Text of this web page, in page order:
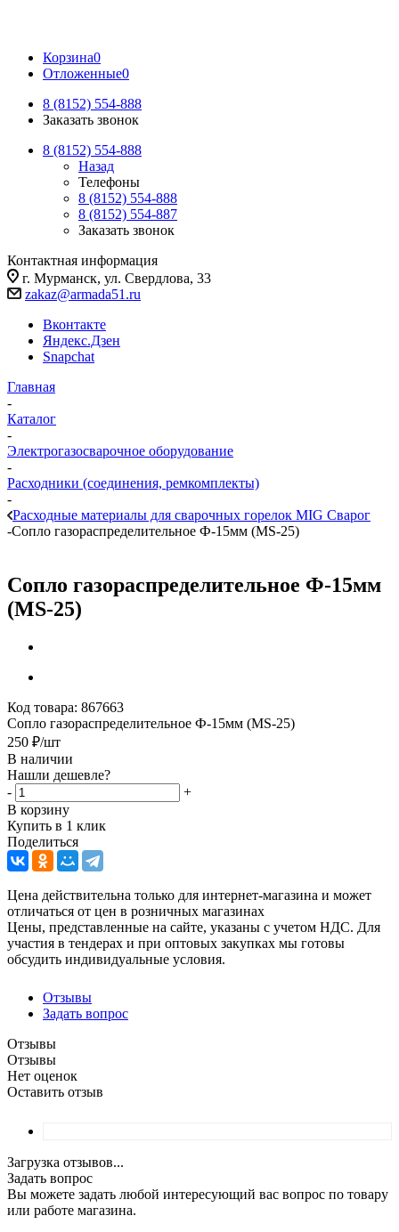
Корзина0
Отложенные0
8 (8152) 554-888
Заказать звонок
8 (8152) 554-888
Назад
Телефоны
8 (8152) 554-888
8 (8152) 554-887
Заказать звонок
Контактная информация
г. Мурманск, ул. Свердлова, 33
zakaz@armada51.ru
Вконтакте
Яндекс.Дзен
Snapchat
Главная
-
Каталог
-
Электрогазосварочное оборудование
-
Расходники (соединения, ремкомплекты)
-
Расходные материалы для сварочных горелок MIG Сварог
-Сопло газораспределительное Ф-15мм (MS-25)
Сопло газораспределительное Ф-15мм
(MS-25)
Код товара: 867663
Сопло газораспределительное Ф-15мм (MS-25)
250 ₽/шт
В наличии
Нашли дешевле?
-
+
В корзину
Купить в 1 клик
Поделиться
Цена действительна только для интернет-магазина и может
отличаться от цен в розничных магазинах
Цены, представленные на сайте, указаны с учетом НДС. Для
участия в тендерах и при оптовых закупках мы готовы
обсудить индивидуальные условия.
Отзывы
Задать вопрос
Отзывы
Отзывы
Нет оценок
Оставить отзыв
Загрузка отзывов...
Задать вопрос
Вы можете задать любой интересующий вас вопрос по товару
или работе магазина.